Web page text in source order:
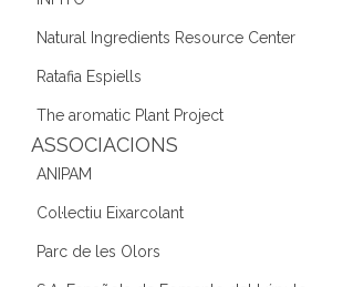
Natural Ingredients Resource Center
Ratafia Espiells
The aromatic Plant Project
ASSOCIACIONS
ANIPAM
Col·lectiu Eixarcolant
Parc de les Olors